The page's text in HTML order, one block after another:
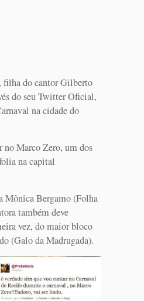
filha do cantor Gilberto
do seu Twitter Oficial,
na cidade do
no Marco Zero, um dos
na capital
Mônica Bergamo (Folha
também deve
vez, do maior bloco
(Galo da Madrugada).